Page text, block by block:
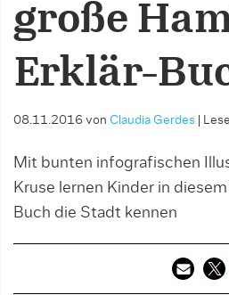
große
Erklär-
08.11.2016 von Claudia Gerdes
Mit bunten infografischen
Kruse lernen Kinder in
Buch die Stadt kennen